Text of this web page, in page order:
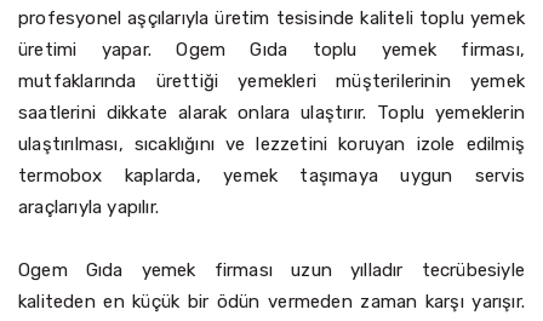
profesyonel aşçılarıyla üretim tesisinde kaliteli toplu yemek
üretimi yapar. Ogem Gıda toplu yemek firması,
mutfaklarında ürettiği yemekleri müşterilerinin yemek
saatlerini dikkate alarak onlara ulaştırır. Toplu yemeklerin
ulaştırılması, sıcaklığını ve lezzetini koruyan izole edilmiş
termobox kaplarda, yemek taşımaya uygun servis
araçlarıyla yapılır.
Ogem Gıda yemek firması uzun yılladır tecrübesiyle
kaliteden en küçük bir ödün vermeden zaman karşı yarışır.